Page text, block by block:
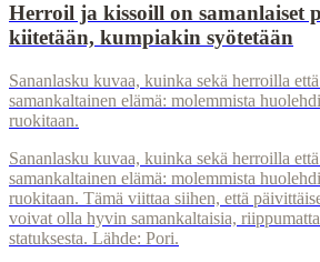
Herroil ja kissoill on samanlaiset
kiitetään, kumpiakin syötetään
Sananlasku kuvaa, kuinka sekä herroilla
samankaltainen elämä: molemmista
ruokitaan.
Sananlasku kuvaa, kuinka sekä herroilla
samankaltainen elämä: molemmista
ruokitaan. Tämä viittaa siihen, että
voivat olla hyvin samankaltaisia, riippumatta
statuksesta. Lähde: Pori.